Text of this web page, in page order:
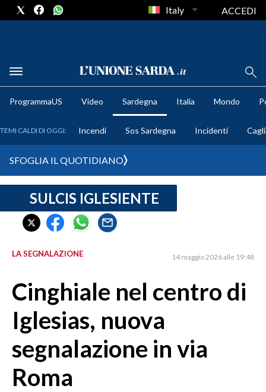
METEO
CRONACA SARDEGNA
CAGLIARI
SULCIS IGLESIENTE
ORISTANO E PROVINCIA
SASSARI E PROVINCIA
GALLURA
NUORO E PROVINCIA
OGLIASTRA
AGENDA
Italy ACCEDI
ProgrammaUS Video Sardegna Italia Mondo
TEMI CALDI DI OGGI: Incendi Sos Sardegna Incidenti
SFOGLIA IL QUOTIDIANO
SULCIS IGLESIENTE
LA SEGNALAZIONE 14 maggio 2026 alle 19:48
Cinghiale nel centro di
Iglesias, nuova
segnalazione in via
Roma